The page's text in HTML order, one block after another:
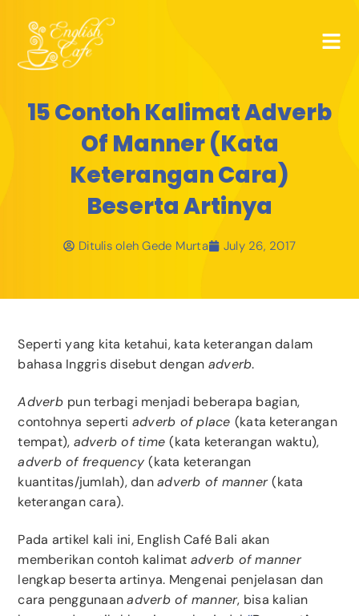
15 Contoh Kalimat Adverb
Of Manner (Kata
Keterangan Cara)
Beserta Artinya
Ditulis oleh Gede Murta July 26, 2017
Seperti yang kita ketahui, kata keterangan dalam
bahasa Inggris disebut dengan adverb.
Adverb pun terbagi menjadi beberapa bagian,
contohnya seperti adverb of place (kata keterangan
tempat), adverb of time(kata keterangan waktu),
adverb of frequency(kata keterangan
kuantitas/jumlah), danadverb of manner(kata
keterangan cara).
Pada artikel kali ini, English Café Bali akan
memberikan contoh kalimat adverb of manner
lengkap beserta artinya. Mengenai penjelasan dan
cara penggunaanadverb of manner, bisa kalian